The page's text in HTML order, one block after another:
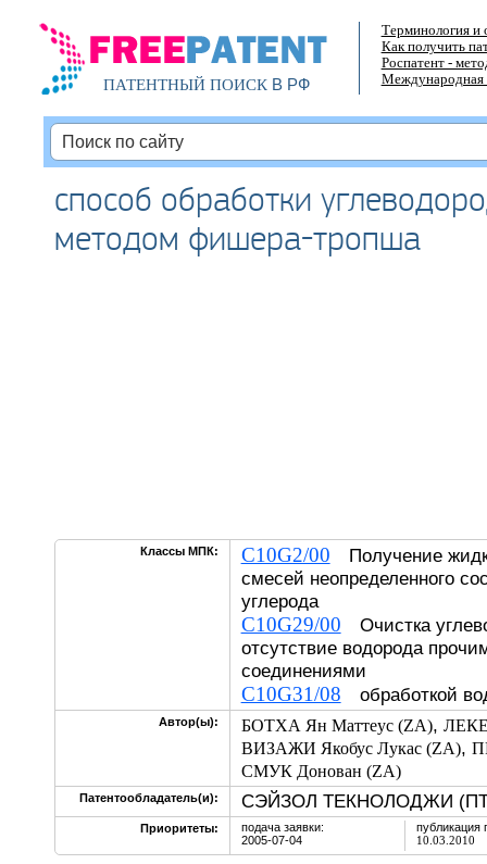
ПАТЕНТНЫЙ ПОИСКВ РФ
Терминология и
Как получить
Роспатент -
Международная
способ обработки
методом фишера-тропша
Классы МПК: C10G2/00 Получение
смесей неопределенного
углерода
C10G29/00 Очистка
отсутствие водорода
соединениями
C10G31/08 обработкой
Автор(ы): БОТХА Ян Маттеус (ZA),
ВИЗАЖИ Якобус Лукас (ZA),
СМУК Донован (ZA)
Патентообладатель(и): СЭЙЗОЛ ТЕКНОЛОДЖИ
Приоритеты:
подача заявки:
2005-07-04
публикация
10.03.2010